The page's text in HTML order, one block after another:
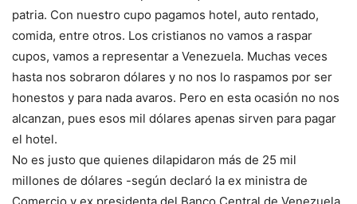
patria. Con nuestro cupo pagamos hotel, auto rentado,
comida, entre otros. Los cristianos no vamos a raspar
cupos, vamos a representar a Venezuela. Muchas veces
hasta nos sobraron dólares y no nos lo raspamos por ser
honestos y para nada avaros. Pero en esta ocasión no nos
alcanzan, pues esos mil dólares apenas sirven para pagar
el hotel.
No es justo que quienes dilapidaron más de 25 mil
millones de dólares -según declaró la ex ministra de